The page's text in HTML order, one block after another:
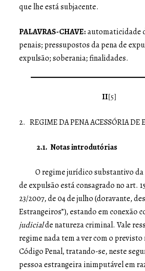
que lhe está subjacente.
PALAVRAS-CHAVE:automaticidade
penais; pressupostos da pena de
expulsão; soberania; finalidades.
II[5]
2. REGIME DA PENA ACESSÓRIA DE
2.1. Notas introdutórias
O regime jurídico substantivo da
de expulsão está consagrado no art.
23/2007, de 04 de julho (doravante,
Estrangeiros”), estando em conexão
judicialde natureza criminal. Vale
regime nada tem a ver com o previsto
Código Penal, tratando-se, neste
pessoa estrangeira inimputável em